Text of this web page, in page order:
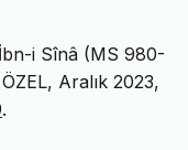
i Sînâ (MS 980-
Aralık 2023,
.